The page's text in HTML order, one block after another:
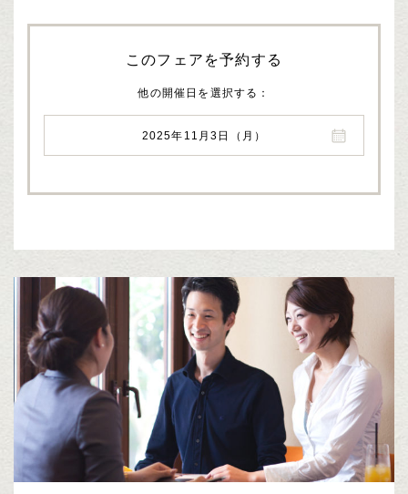
このフェアを予約する
他の開催日を選択する
2025年11月3日（月）